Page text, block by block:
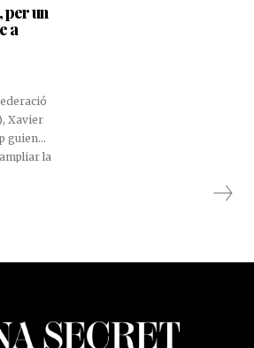
un
a
Xavier
guien
la
el